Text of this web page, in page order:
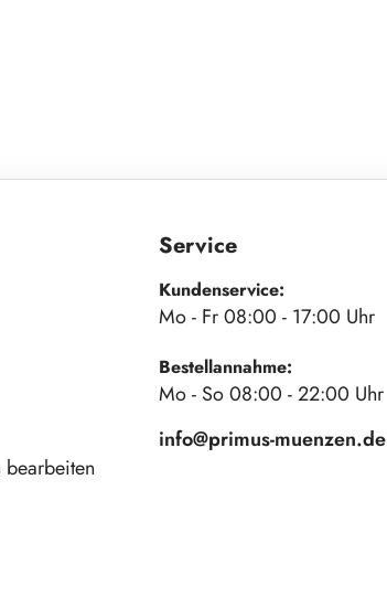
bearbeiten
Service
Kundenservice:
Mo - Fr 08:00 - 17:00 Uhr
Bestellannahme:
Mo - So 08:00 - 22:00 Uhr
info@primus-muenzen.de